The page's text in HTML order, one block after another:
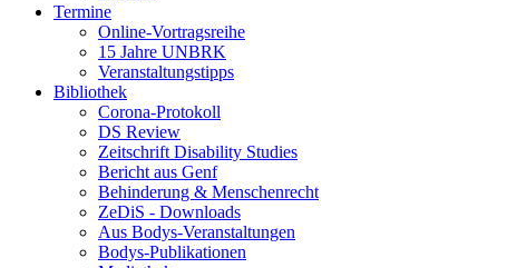
Termine
Online-Vortragsreihe
15 Jahre UNBRK
Veranstaltungstipps
Bibliothek
Corona-Protokoll
DS Review
Zeitschrift Disability Studies
Bericht aus Genf
Behinderung & Menschenrecht
ZeDiS - Downloads
Aus Bodys-Veranstaltungen
Bodys-Publikationen